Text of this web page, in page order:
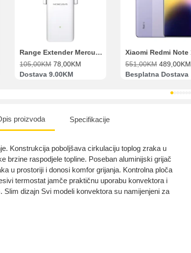
Range Extender Mercusys AX3000 ME80X Wi-Fi 6
105,00KM 78,00KM
Dostava 9.00KM
551,00KM 489,00KM
Besplatna Dostava
proizvoda Specifikacije
Konstrukcija poboljšava cirkulaciju toplog zraka u
brzine raspodjele topline. Poseban aluminijski grijač
u prostoriji i donosi komfor grijanja. Kontrolna ploča
termostat jamče praktičnu uporabu konvektora i
Slim dizajn Svi modeli konvektora su namijenjeni za